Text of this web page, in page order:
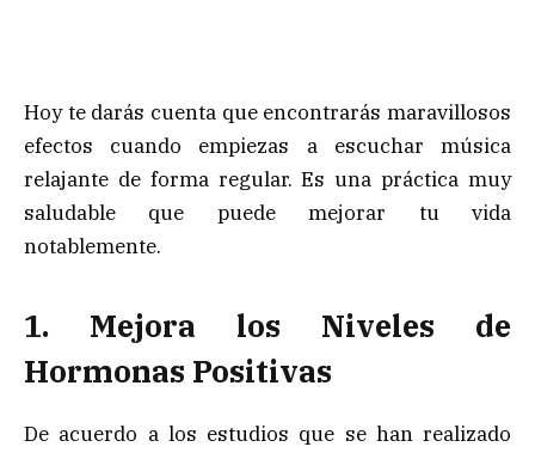
Hoy te darás cuenta que encontrarás maravillosos
efectos cuando empiezas a escuchar música
relajante de forma regular. Es una práctica muy
saludable que puede mejorar tu vida
notablemente.
1. Mejora los Niveles de
Hormonas Positivas
De acuerdo a los estudios que se han realizado